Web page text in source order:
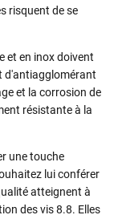
risquent de se
et en inox doivent
d'antiagglomérant
et la corrosion de
résistante à la
une touche
lui conférer
atteignent à
des vis 8.8. Elles